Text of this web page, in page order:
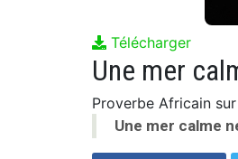
Télécharger
Une mer
Proverbe Africain
Une mer calme